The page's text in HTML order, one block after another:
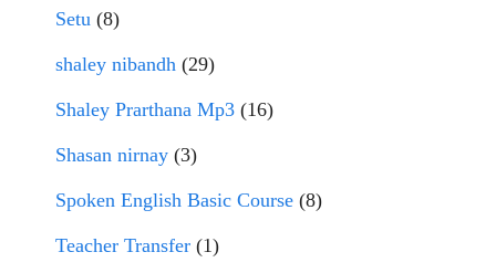
Setu (8)
shaley nibandh (29)
Shaley Prarthana Mp3 (16)
Shasan nirnay (3)
Spoken English Basic Course (8)
Teacher Transfer (1)